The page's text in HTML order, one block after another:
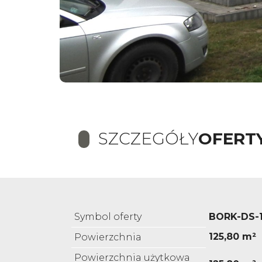
SZCZEGÓŁY
Symbol oferty
BORK-DS-
Powierzchnia
125,80 m²
Powierzchnia użytkowa